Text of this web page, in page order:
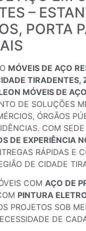
–
PORTA
MÓVEIS DE AÇO
TIRADENTES,
MÓVEIS DE AÇO
DE SOLUÇÕES
ÓRGÃOS
COM
DE EXPERIÊNCIA
RÁPIDAS E
DE CIDADE
COM AÇO DE
PINTURA
PROJETOS SOB
DE